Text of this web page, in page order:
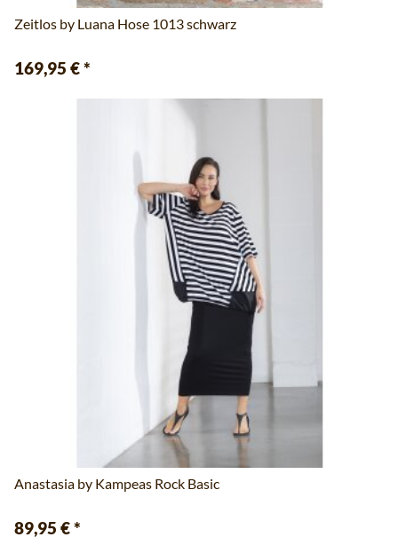
Zeitlos by Luana Hose 1013 schwarz
169,95 €*
Anastasia by Kampeas Rock Basic
89,95 €*